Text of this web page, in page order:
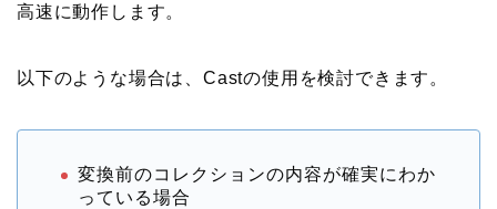
高速に動作します。
以下のような場合は、Castの使用を検討できます。
変換前のコレクションの内容が確実にわか
っている場合